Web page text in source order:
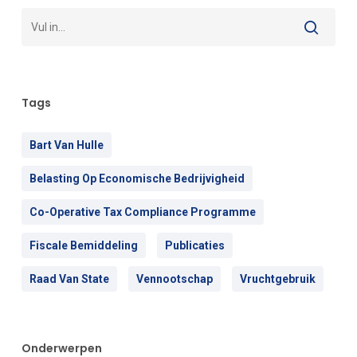
Tags
Bart Van Hulle
Belasting Op Economische Bedrijvigheid
Co-Operative Tax Compliance Programme
Fiscale Bemiddeling Publicaties
Raad Van State Vennootschap Vruchtgebruik
Onderwerpen